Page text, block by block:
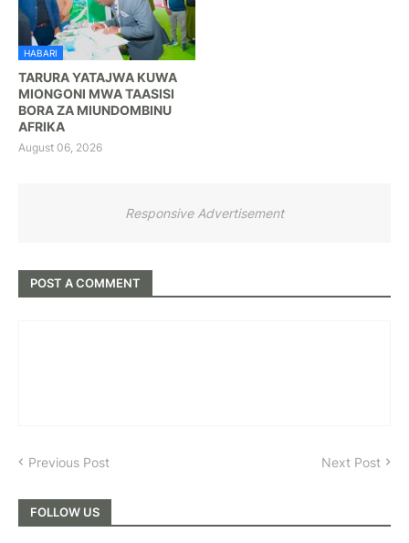
HABARI
TARURA YATAJWA KUWA
MIONGONI MWA TAASISI
BORA ZA MIUNDOMBINU
AFRIKA
August 06, 2026
Responsive Advertisement
POST A COMMENT
Previous Post Next Post
FOLLOW US